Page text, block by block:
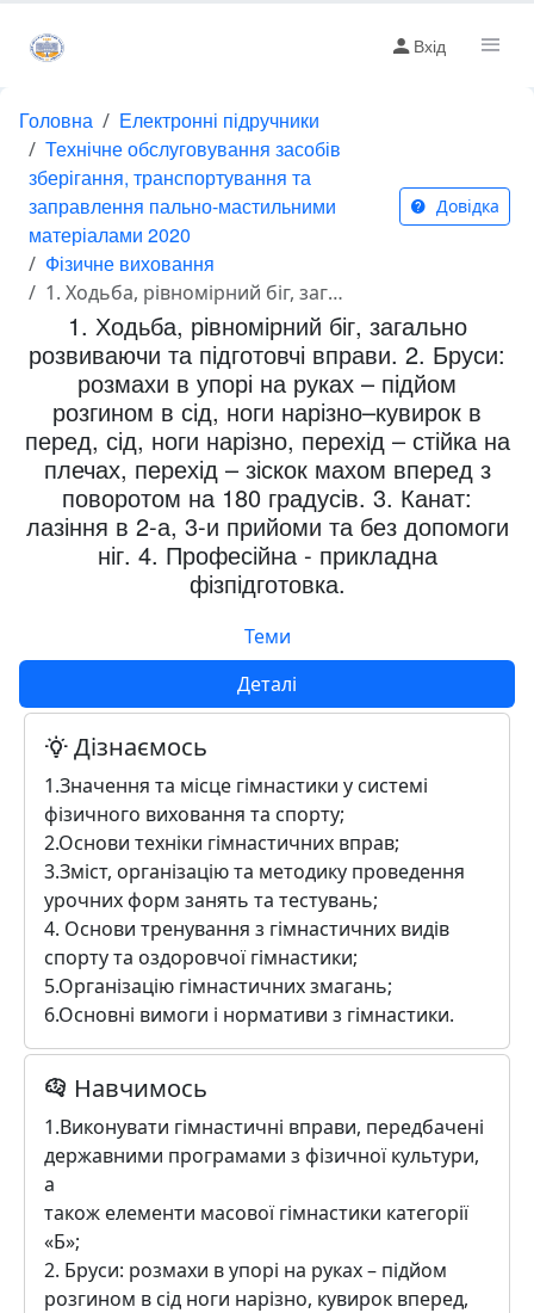
Вхід
Головна
Електронні підручники
Технічне обслуговування засобів
зберігання, транспортування та
заправлення пально-мастильними
матеріалами 2020
Фізичне виховання
1. Ходьба, рівномірний біг, загально розвиваючи та підготовчі вправи. 2. Бруси: розмахи в упорі на руках – підйом розгином в сід, ноги нарізно–кувирок в перед, сід, ноги нарізно, перехід – стійка на плечах, перехід – зіскок махом вперед з поворотом на 180 градусів. 3. Канат: лазіння в 2-а, 3-и прийоми та без допомоги ніг. 4. Професійна - прикладна фізпідготовка.
Довідка
1. Ходьба, рівномірний біг, загально
розвиваючи та підготовчі вправи. 2. Бруси:
розмахи в упорі на руках – підйом
розгином в сід, ноги нарізно–кувирок в
перед, сід, ноги нарізно, перехід – стійка на
плечах, перехід – зіскок махом вперед з
поворотом на 180 градусів. 3. Канат:
лазіння в 2-а, 3-и прийоми та без допомоги
ніг. 4. Професійна - прикладна
фізпідготовка.
Теми
Деталі
Дізнаємось
1.Значення та місце гімнастики у системі
фізичного виховання та спорту;
2.Основи техніки гімнастичних вправ;
3.Зміст, організацію та методику проведення
урочних форм занять та тестувань;
4. Основи тренування з гімнастичних видів
спорту та оздоровчої гімнастики;
5.Організацію гімнастичних змагань;
6.Основні вимоги і нормативи з гімнастики.
Навчимось
1.Виконувати гімнастичні вправи, передбачені
державними програмами з фізичної культури,
а
також елементи масової гімнастики категорії
«Б»;
2. Бруси: розмахи в упорі на руках – підйом
розгином в сід ноги нарізно, кувирок вперед,